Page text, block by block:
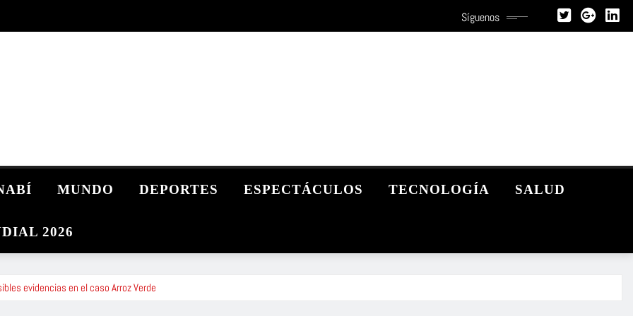
Síguenos
MUNDO DEPORTES ESPECTÁCULOS TECNOLOGÍA SALUD
2026
evidencias en el caso Arroz Verde